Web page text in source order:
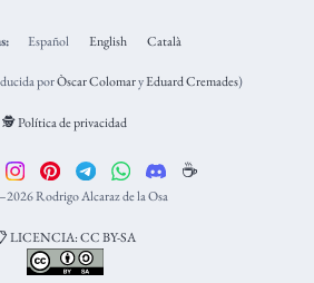
Español English Català
porÒscar ColomaryEduard Cremades)
🕵️ Política de privacidad
☕️
Rodrigo Alcaraz de la Osa
LICENCIA: CC BY-SA